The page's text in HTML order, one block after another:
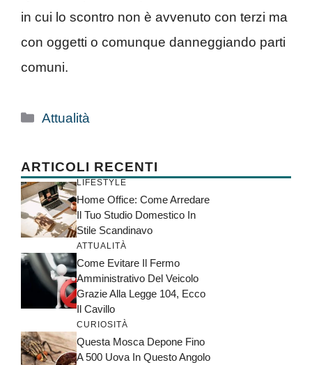
in cui lo scontro non è avvenuto con terzi ma
con oggetti o comunque danneggiando parti
comuni.
Categorie
Attualità
ARTICOLI RECENTI
LIFESTYLE
Home Office: Come Arredare
Il Tuo Studio Domestico In
Stile Scandinavo
ATTUALITÀ
Come Evitare Il Fermo
Amministrativo Del Veicolo
Grazie Alla Legge 104, Ecco
Il Cavillo
CURIOSITÀ
Questa Mosca Depone Fino
A 500 Uova In Questo Angolo